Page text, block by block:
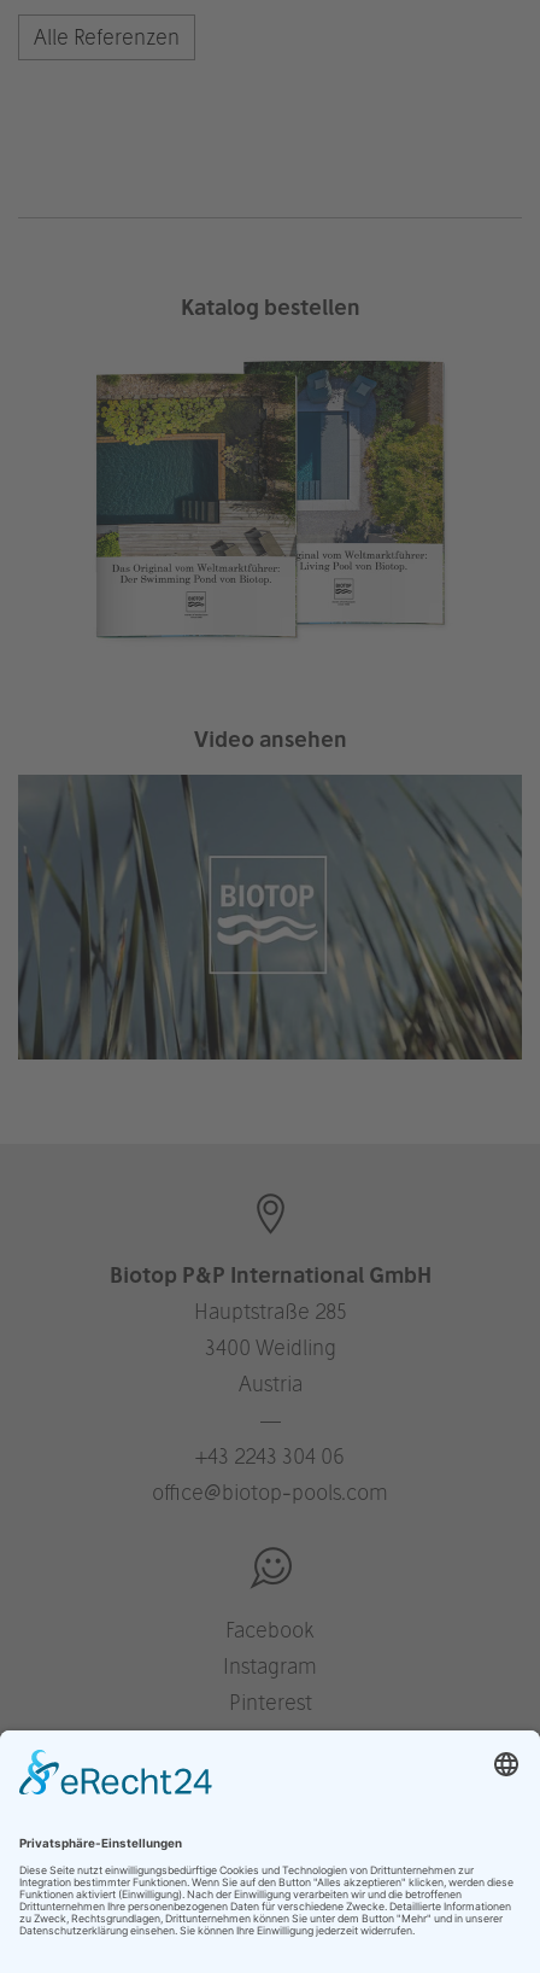
Alle Referenzen
Katalog bestellen
Video ansehen
Biotop P&P International GmbH
Hauptstraße 285
3400 Weidling
Austria
—
+43 2243 304 06
office@biotop-pools.com
Facebook
Instagram
Pinterest
Houzz
Presse